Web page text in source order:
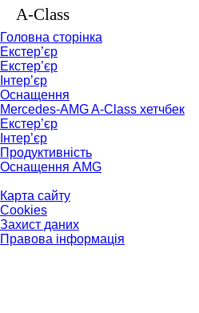
A-Class
Головна сторінка
Екстер’єр
Екстер’єр
Інтер’єр
Оснащення
Mercedes-AMG A-Class хетчбек
Екстер’єр
Інтер’єр
Продуктивність
Оснащення AMG
Карта сайту
Cookies
Захист даних
Правова інформація